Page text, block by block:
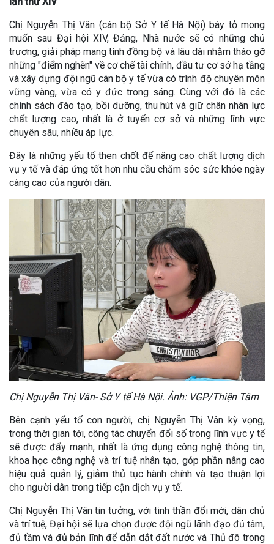
Chị Nguyễn Thị Vân (cán bộ Sở Y tế Hà Nội) bày tỏ mong
muốn sau Đại hội XIV, Đảng, Nhà nước sẽ có những chủ
trương, giải pháp mang tính đồng bộ và lâu dài nhằm tháo gỡ
những "điểm nghẽn" về cơ chế tài chính, đầu tư cơ sở hạ tầng
và xây dựng đội ngũ cán bộ y tế vừa có trình độ chuyên môn
vững vàng, vừa có y đức trong sáng. Cùng với đó là các
chính sách đào tạo, bồi dưỡng, thu hút và giữ chân nhân lực
chất lượng cao, nhất là ở tuyến cơ sở và những lĩnh vực
chuyên sâu, nhiều áp lực.
Đây là những yếu tố then chốt để nâng cao chất lượng dịch
vụ y tế và đáp ứng tốt hơn nhu cầu chăm sóc sức khỏe ngày
càng cao của người dân.
Chị Nguyễn Thị Vân- Sở Y tế Hà Nội. Ảnh: VGP/Thiện Tâm
Bên cạnh yếu tố con người, chị Nguyễn Thị Vân kỳ vọng,
trong thời gian tới, công tác chuyển đổi số trong lĩnh vực y tế
sẽ được đẩy mạnh, nhất là ứng dụng công nghệ thông tin,
khoa học công nghệ và trí tuệ nhân tạo, góp phần nâng cao
hiệu quả quản lý, giảm thủ tục hành chính và tạo thuận lợi
cho người dân trong tiếp cận dịch vụ y tế.
Chị Nguyễn Thị Vân tin tưởng, với tinh thần đổi mới, dân chủ
và trí tuệ, Đại hội sẽ lựa chọn được đội ngũ lãnh đạo đủ tâm,
đủ tầm và đủ bản lĩnh để dẫn dắt đất nước và Thủ đô trong